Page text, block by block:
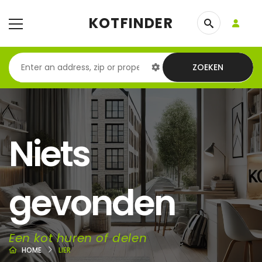
KOTFINDER
ZOEKEN
Niets
gevonden
Een kot huren of delen
HOME LIER